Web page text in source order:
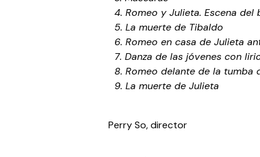
4. Romeo y Julieta. Escena del
5. La muerte de Tibaldo
6. Romeo en casa de Julieta
7. Danza de las jóvenes con
8. Romeo delante de la tumba
9. La muerte de Julieta
Perry So, director